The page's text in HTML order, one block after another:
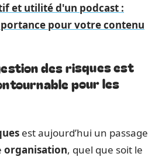
et utilité d'un podcast :
pour votre contenu
des risques est
pour les
est aujourd’hui un passage
organisation, quel que soit le